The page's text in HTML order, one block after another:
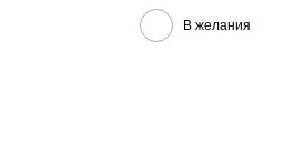
В желания